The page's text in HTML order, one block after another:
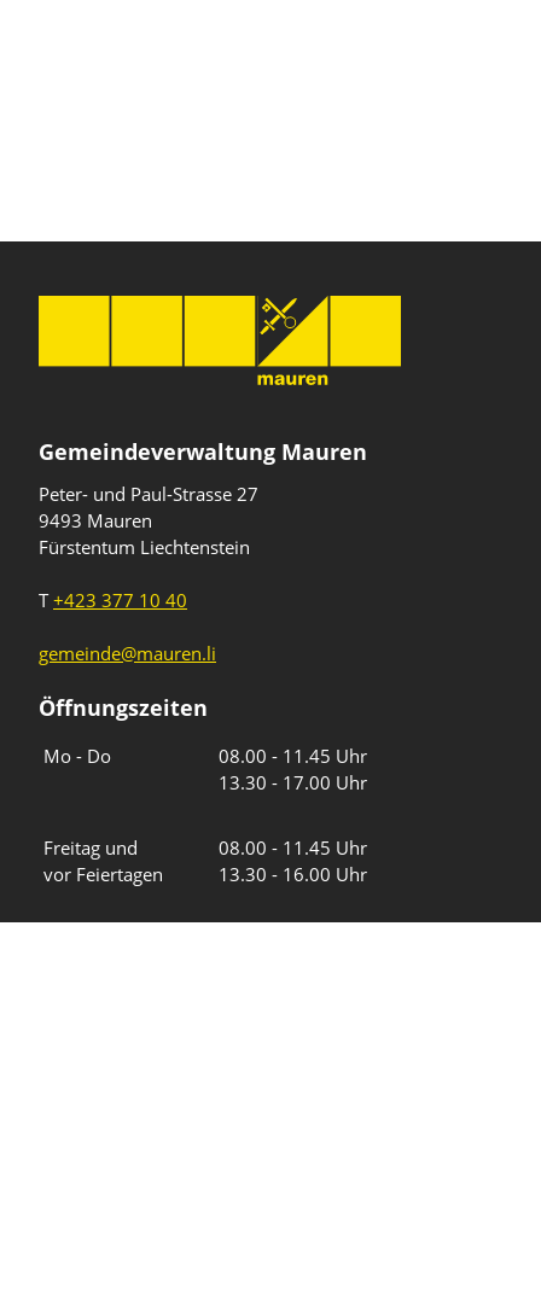
Gemeindeverwaltung Mauren
Peter- und Paul-Strasse 27
9493 Mauren
Fürstentum Liechtenstein
T+423 377 10 40
gemeinde@mauren.li
Öffnungszeiten
Mo - Do
08.00 - 11.45 Uhr
13.30 - 17.00 Uhr
Freitag und
vor Feiertagen
08.00 - 11.45 Uhr
13.30 - 16.00 Uhr